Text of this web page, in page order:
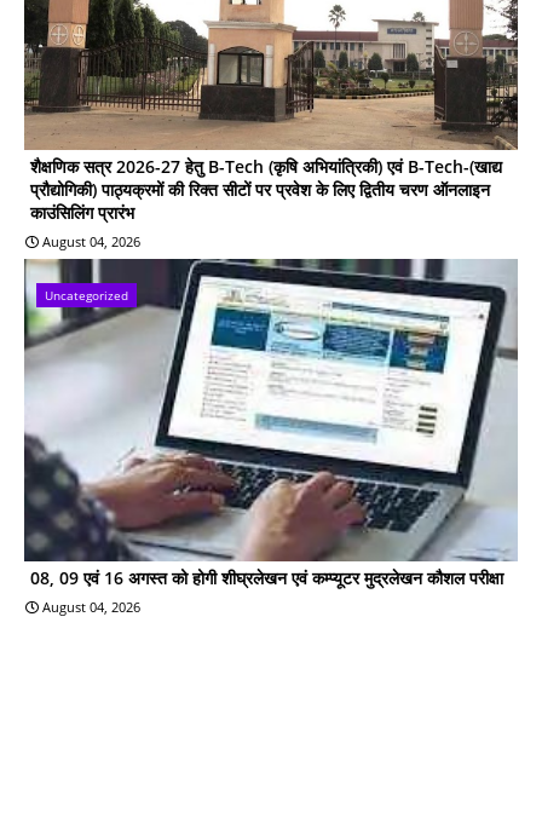
शैक्षणिक सत्र 2026-27 हेतु B-Tech (कृषि अभियांत्रिकी) एवं B-Tech-(खाद्य
प्रौद्योगिकी) पाठ्यक्रमों की रिक्त सीटों पर प्रवेश के लिए द्वितीय चरण ऑनलाइन
काउंसिलिंग प्रारंभ
August 04, 2026
Uncategorized
08, 09 एवं 16 अगस्त को होगी शीघ्रलेखन एवं कम्प्यूटर मुद्रलेखन कौशल परीक्षा
August 04, 2026